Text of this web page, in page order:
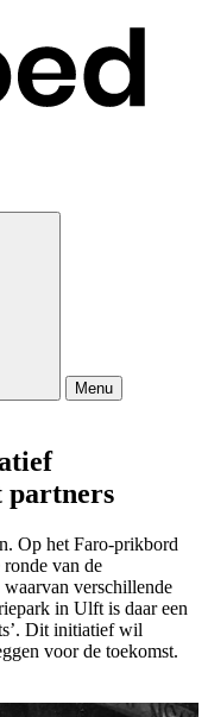
Menu
partners
Op het Faro-prikbord
ronde van de
verschillende
in Ulft is daar een
Dit initiatief wil
voor de toekomst.